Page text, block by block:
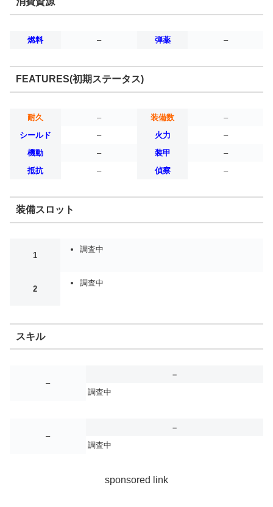
燃料 – 弾薬 –
FEATURES(初期ステータス)
耐久 – 装備数
–
シールド
– 火力
–
機動
– 装甲
–
抵抗
– 偵察 –
装備スロット
1
調査中
2
調査中
スキル
–
–
調査中
–
–
調査中
sponsored link